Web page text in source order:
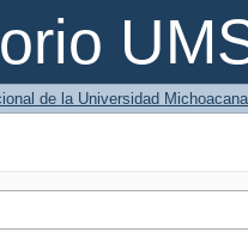
de la Universidad